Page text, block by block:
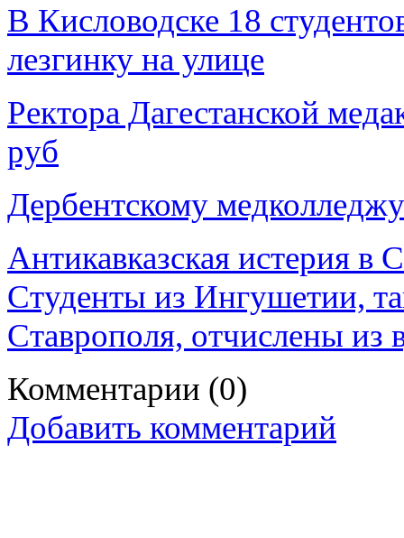
В Кисловодске 18
лезгинку на улице
Ректора Дагестанской
руб
Дербентскому
Антикавказская истерия в
Студенты из Ингушетии,
Ставрополя, отчислены из
Комментарии (0)
Добавить комментарий